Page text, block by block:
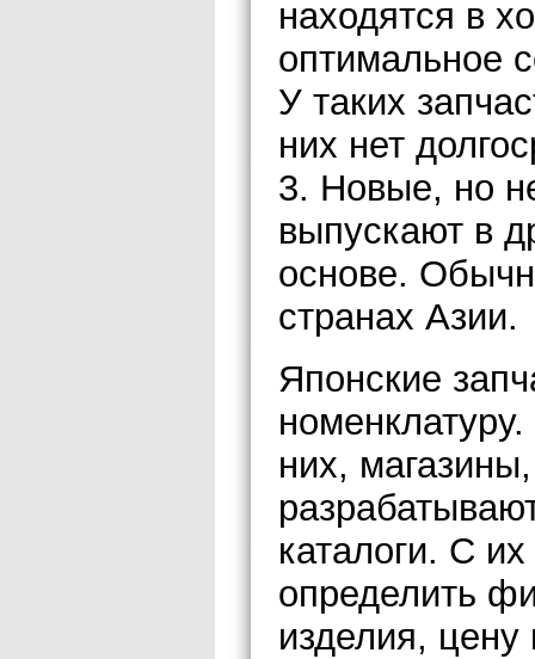
находятся в
оптимальное
У таких
них нет
3. Новые, но
выпускают в
основе.
странах Азии.
Японские
них,
каталоги. С
определить
изделия,